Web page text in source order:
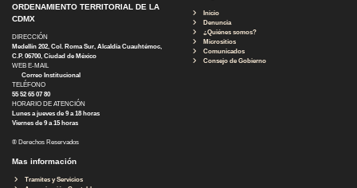
ORDENAMIENTO TERRITORIAL DE LA
CDMX
DIRECCIÓN
Medellín 202, Col. Roma Sur, Alcaldía Cuauhtémoc,
C.P. 06700, Ciudad de México
WEB E-MAIL
Correo Institucional
TELÉFONO
55 52 65 07 80
HORARIO DE ATENCIÓN
Lunes a jueves de 9 a 18 horas
Viernes de 9 a 15 horas
® Derechos Reservados
Inicio
Denuncia
¿Quiénes somos?
Micrositios
Comunicados
Consejo de Gobierno
Mas información
Tramites y Servicios